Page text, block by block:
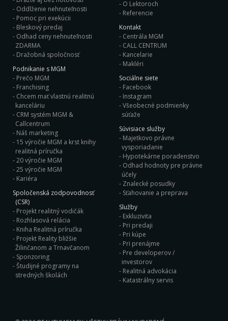
Oddlženie nehnuteľnosti
Pomoc pri exekúcii
Bleskový predaj
Odhad ceny nehnuteľnosti
ZDARMA
Dražobná spoločnosť
Podnikanie s MGM
Prečo MGM
Franchising
Chcem mať vlastnú realitnú
kanceláriu
CRM systém MGM &
Callcentrum
Náš marketing
15 výročie MGM a krst knihy
realitná príručka
20 výročie MGM
25 výročie MGM
Kariéra
Spoločenská zodpovodnosť
(CSR)
Projekt realitný vodičák
Rozhlasová relácia
Kniha Realitná príručka
Projekt Reality bližšie
Žilinčanom a Trnavčanom
Sponzoring
Študijné programy na
stredných školách
O Lektoroch
Referencie
Kontakt
Centrála MGM
CALL CENTRUM
Kancelarie
Makléri
Sociálne siete
Facebook
Instagram
Všeobecné podmienky
súťaže
Súvisiace služby
Majetkovo právne
vysporiadanie
Hypotekárne poradenstvo
Odhad hodnoty pre právne
účely
Znalecké posudky
Sťahovanie a preprava
Služby
Exkluzivita
Pri predaji
Pri kúpe
Pri prenájme
Pre developerov /
investorov
Realitná advokácia
Katastrálny servis